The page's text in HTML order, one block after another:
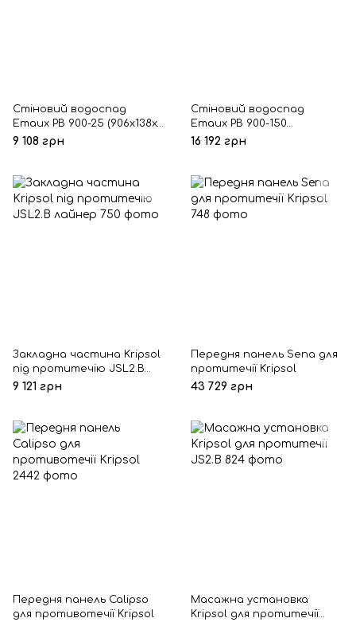
Стіновий водоспад
Emaux PB 900-25 (906х138х
76 мм)
9 108 грн
Стіновий водоспад
Emaux PB 900-150
(906х263х76 мм)
16 192 грн
Закладна частина Kripsol
під протитечію JSL2.B
лайнер
9 121 грн
Передня панель Sena для
протитечії Kripsol
43 729 грн
Передня панель Calipso
для противотечії Kripsol
Масажна установка
Kripsol для протитечії